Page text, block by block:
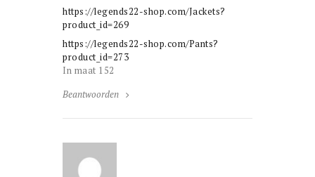
https://legends22-shop.com/Jackets?
product_id=269
https://legends22-shop.com/Pants?
product_id=273
In maat 152
Beantwoorden